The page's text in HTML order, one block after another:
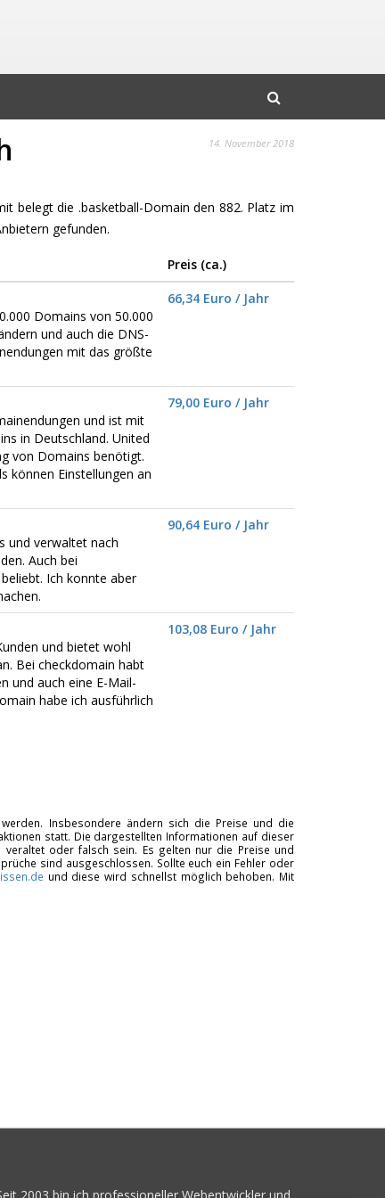
14. November 2018
belegt die .basketball-Domain den 882. Platz im
gefunden.
Preis (ca.)
Domains von 50.000
und auch die DNS-
mit das größte
66,34 Euro / Jahr
und ist mit
in Deutschland. United
von Domains benötigt.
können Einstellungen an
79,00 Euro / Jahr
und verwaltet nach
Auch bei
Ich konnte aber
90,64 Euro / Jahr
und bietet wohl
Bei checkdomain habt
und auch eine E-Mail-
habe ich ausführlich
103,08 Euro / Jahr
Insbesondere ändern sich die Preise und die
statt. Die dargestellten Informationen auf dieser
oder falsch sein. Es gelten nur die Preise und
sind ausgeschlossen. Sollte euch ein Fehler oder
und diese wird schnellst möglich behoben. Mit